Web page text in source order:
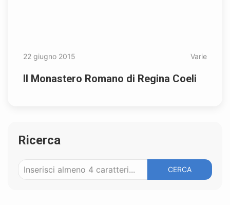
22 giugno 2015 Varie
ll Monastero Romano di Regina Coeli
Ricerca
CERCA